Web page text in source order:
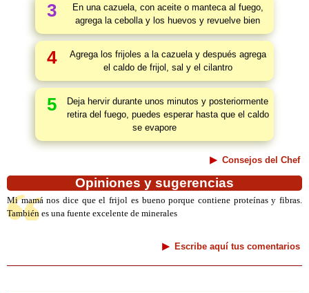
3
En una cazuela, con aceite o manteca al fuego,
agrega la cebolla y los huevos y revuelve bien
4
Agrega los frijoles a la cazuela y después agrega
el caldo de frijol, sal y el cilantro
5
Deja hervir durante unos minutos y posteriormente
retira del fuego, puedes esperar hasta que el caldo
se evapore
Consejos del Chef
Opiniones y sugerencias
Mi mamá nos dice que el frijol es bueno porque contiene proteínas y fibras.
También es una fuente excelente de minerales
Escribe aquí tus comentarios